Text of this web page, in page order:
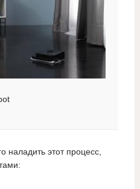
наладить этот процесс,